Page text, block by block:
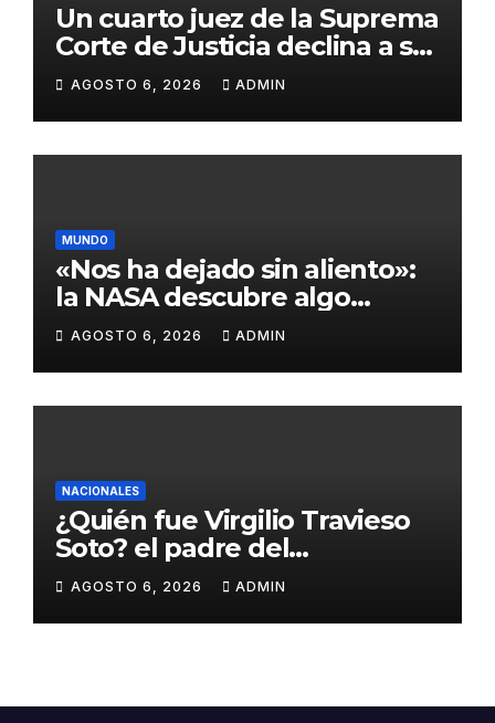
Un cuarto juez de la Suprema
Corte de Justicia declina a ser
evaluado por el CNM
AGOSTO 6, 2026 ADMIN
MUNDO
«Nos ha dejado sin aliento»:
la NASA descubre algo
insólito en Marte
AGOSTO 6, 2026 ADMIN
NACIONALES
¿Quién fue Virgilio Travieso
Soto? el padre del
baloncesto dominicano
AGOSTO 6, 2026 ADMIN